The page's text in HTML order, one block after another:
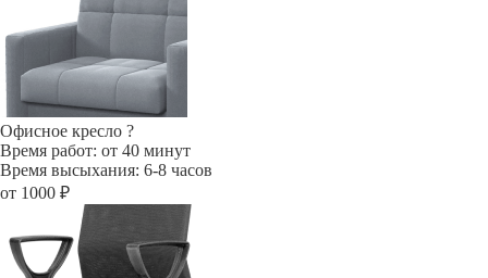
Офисное кресло ?
Время работ: от 40 минут
Время высыхания: 6-8 часов
от 1000 ₽